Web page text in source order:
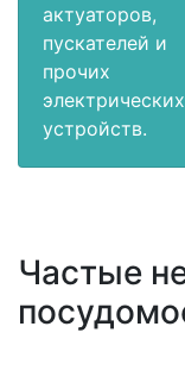
актуаторов,
пускателей и
прочих
электрических
устройств.
Частые